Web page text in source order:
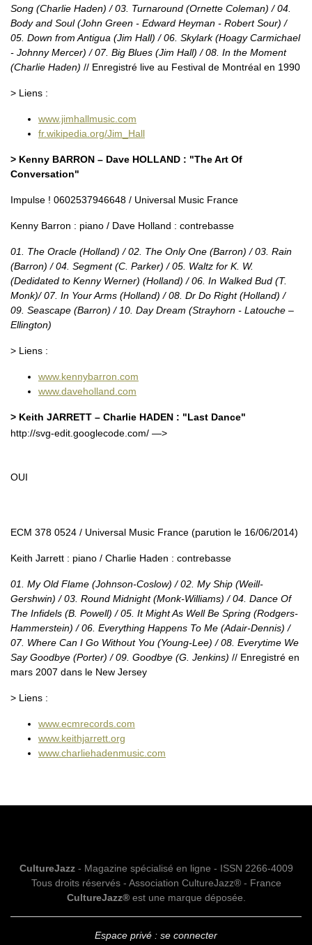
Song (Charlie Haden) / 03. Turnaround (Ornette Coleman) / 04.
Body and Soul (John Green - Edward Heyman - Robert Sour) /
05. Down from Antigua (Jim Hall) / 06. Skylark (Hoagy Carmichael
- Johnny Mercer) / 07. Big Blues (Jim Hall) / 08. In the Moment
(Charlie Haden) // Enregistré live au Festival de Montréal en 1990
> Liens :
www.jimhallmusic.com
fr.wikipedia.org/Jim_Hall
> Kenny BARRON – Dave HOLLAND : "The Art Of
Conversation"
Impulse ! 0602537946648 / Universal Music France
Kenny Barron : piano / Dave Holland : contrebasse
01. The Oracle (Holland) / 02. The Only One (Barron) / 03. Rain
(Barron) / 04. Segment (C. Parker) / 05. Waltz for K. W.
(Dedidated to Kenny Werner) (Holland) / 06. In Walked Bud (T.
Monk)/ 07. In Your Arms (Holland) / 08. Dr Do Right (Holland) /
09. Seascape (Barron) / 10. Day Dream (Strayhorn - Latouche –
Ellington)
> Liens :
www.kennybarron.com
www.daveholland.com
> Keith JARRETT – Charlie HADEN : "Last Dance"
http://svg-edit.googlecode.com/ —>
OUI
ECM 378 0524 / Universal Music France (parution le 16/06/2014)
Keith Jarrett : piano / Charlie Haden : contrebasse
01. My Old Flame (Johnson-Coslow) / 02. My Ship (Weill-
Gershwin) / 03. Round Midnight (Monk-Williams) / 04. Dance Of
The Infidels (B. Powell) / 05. It Might As Well Be Spring (Rodgers-
Hammerstein) / 06. Everything Happens To Me (Adair-Dennis) /
07. Where Can I Go Without You (Young-Lee) / 08. Everytime We
Say Goodbye (Porter) / 09. Goodbye (G. Jenkins) // Enregistré en
mars 2007 dans le New Jersey
> Liens :
www.ecmrecords.com
www.keithjarrett.org
www.charliehadenmusic.com
CultureJazz- Magazine spécialisé en ligne - ISSN 2266-4009
Tous droits réservés - Association CultureJazz® - France
CultureJazz®est une marque déposée.
Espace privé : se connecter